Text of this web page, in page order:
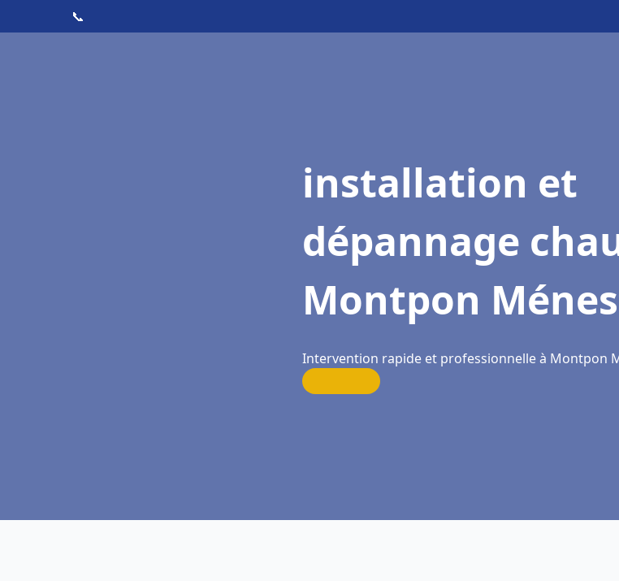
📞
installation et
dépannage
Montpon
Intervention rapide et professionnelle à Montpon